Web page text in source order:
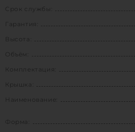
Срок службы:
Гарантия:
Высота:
Объём:
Комплектация:
Крышка:
Наименование:
Форма: